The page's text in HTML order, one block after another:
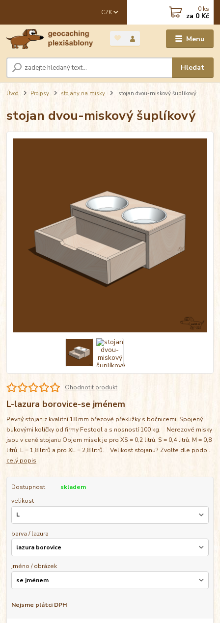
Menu
CZK
Hledat
0 ks
za 0 Kč
Úvod Pro psy stojany na misky stojan dvou-miskový šuplíkový
stojan dvou-miskový šuplíkový
Ohodnotit produkt
L-lazura borovice-se jménem
Pevný stojan z kvalitní 18 mm březové překližky s bočnicemi. Spojený
bukovými kolíčky od firmy Festool a s nosností 100 kg. Nerezové misky
jsou v ceně stojanu Objem misek je pro XS = 0,2 litrů, S = 0,4 litrů, M = 0,8
litrů, L = 1,8 litrů a pro XL = 2,8 litrů. Velikost stojanu? Zvolte dle podo...
celý popis
Dostupnost
skladem
velikost
barva / lazura
jméno / obrázek
Nejsme plátci DPH